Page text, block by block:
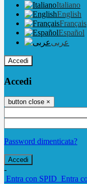
Italiano
English
Français
Español
عربى
Accedi
Accedi
button close ×
Password dimenticata?
-
Entra con SPID Entra